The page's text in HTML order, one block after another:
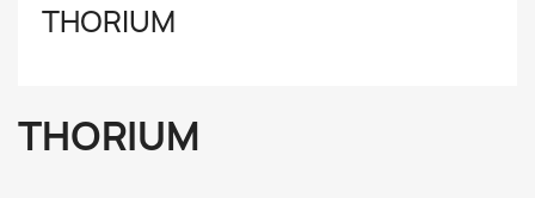
THORIUM
THORIUM